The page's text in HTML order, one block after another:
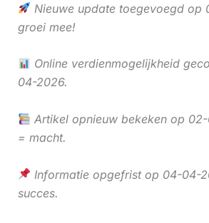
Nieuwe update toegevoegd op
groei mee!
Online verdienmogelijkheid
04-2026.
Artikel opnieuw bekeken op
= macht.
Informatie opgefrist op 04-04-
succes.